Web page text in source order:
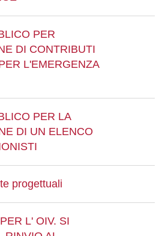
PER
DI CONTRIBUTI
L'EMERGENZA
PER LA
DI UN ELENCO
progettuali
L' OIV. SI